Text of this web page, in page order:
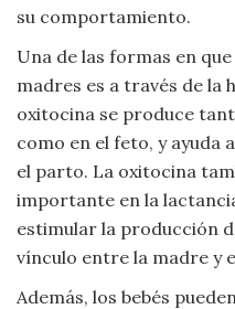
su comportamiento.
Una de las formas en que
madres es a través de la
oxitocina se produce
como en el feto, y ayuda
el parto. La oxitocina
importante en la
estimular la producción
vínculo entre la madre y
Además, los bebés